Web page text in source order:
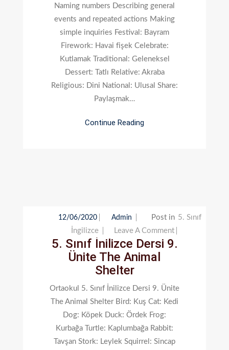
Festivals
Naming numbers Describing general
events and repeated actions Making
simple inquiries Festival: Bayram
Firework: Havai fişek Celebrate:
Kutlamak Traditional: Geleneksel
Dessert: Tatlı Relative: Akraba
Religious: Dini National: Ulusal Share:
Paylaşmak…
Continue Reading
12/06/2020 Admin Post in 5. Sınıf
İngilizce
Leave A Comment
5. Sınıf İnilizce Dersi 9.
Ünite The Animal
Shelter
Ortaokul 5. Sınıf İnilizce Dersi 9. Ünite
The Animal Shelter Bird: Kuş Cat: Kedi
Dog: Köpek Duck: Ördek Frog:
Kurbağa Turtle: Kaplumbağa Rabbit:
Tavşan Stork: Leylek Squirrel: Sincap